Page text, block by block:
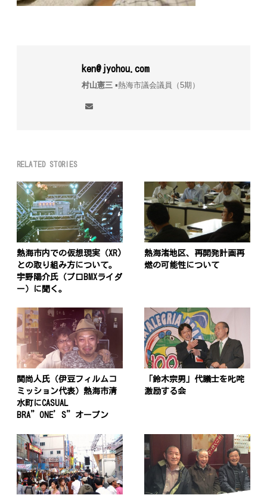
ken@jyohou.com
村山憲三▪︎熱海市議会議員（5期）
RELATED STORIES
熱海市内での仮想現実（XR)
との取り組み方について。
宇野陽介氏（プロBMXライダ
ー）に聞く。
熱海渚地区、再開発計画再
燃の可能性について
関尚人氏（伊豆フィルムコ
ミッション代表）熱海市清
水町にCASUAL
BRA”ONE’S”オープン
「鈴木宗男」代議士を叱咤
激励する会